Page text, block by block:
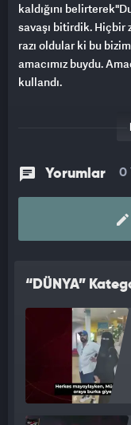
kaldığını
savaşı bitirdik. Hiçbir
razı oldular ki bu
amacımız buydu.
kullandı.
Yorumlar 0
“DÜNYA”